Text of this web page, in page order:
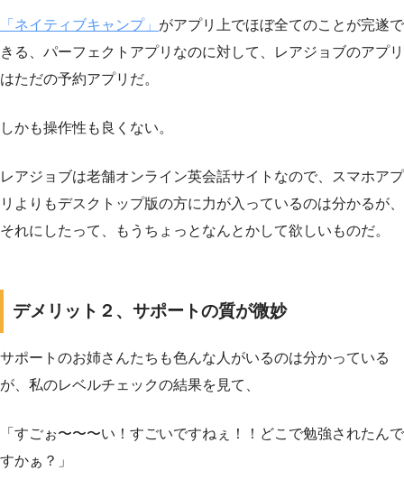
「ネイティブキャンプ」 がアプリ上でほぼ全てのことが完遂で
きる、パーフェクトアプリなのに対して、レアジョブのアプリ
はただの予約アプリだ。
しかも操作性も良くない。
レアジョブは老舗オンライン英会話サイトなので、スマホアプ
リよりもデスクトップ版の方に力が入っているのは分かるが、
それにしたって、もうちょっとなんとかして欲しいものだ。
デメリット２、サポートの質が微妙
サポートのお姉さんたちも色んな人がいるのは分かっている
が、私のレベルチェックの結果を見て、
「すごぉ〜〜〜い！すごいですねぇ！！どこで勉強されたんで
すかぁ？」